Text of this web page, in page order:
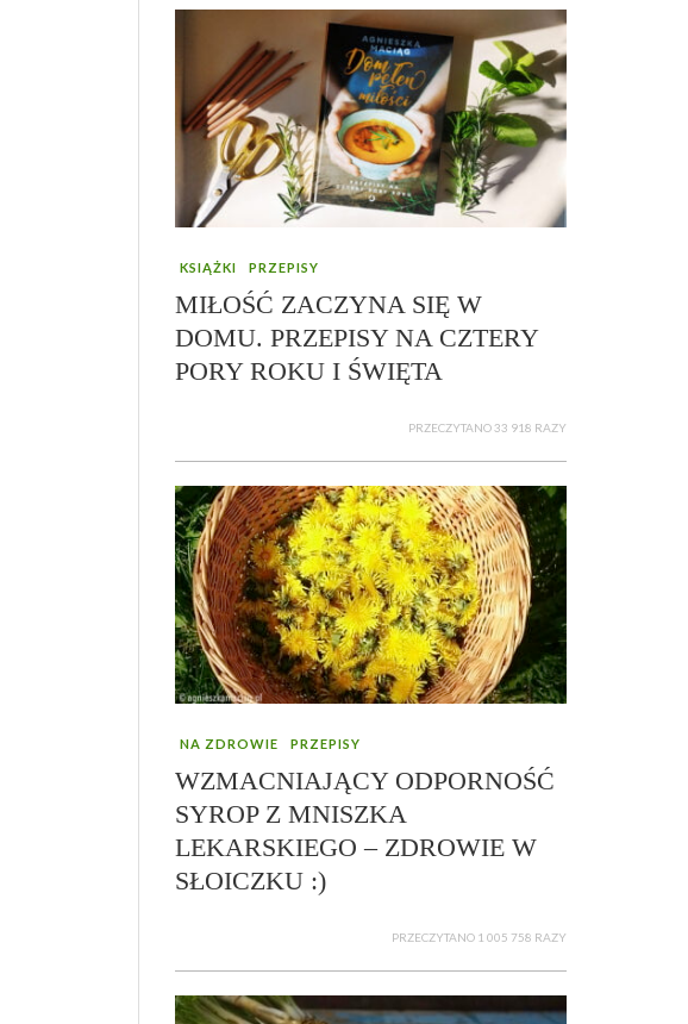
KSIĄŻKI PRZEPISY
MIŁOŚĆ ZACZYNA SIĘ W
DOMU. PRZEPISY NA CZTERY
PORY ROKU I ŚWIĘTA
PRZECZYTANO 33 918 RAZY
NA ZDROWIE PRZEPISY
WZMACNIAJĄCY ODPORNOŚĆ
SYROP Z MNISZKA
LEKARSKIEGO – ZDROWIE W
SŁOICZKU :)
PRZECZYTANO 1 005 758 RAZY